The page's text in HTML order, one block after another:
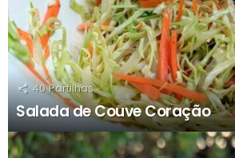
40 Partilhas
Salada de Couve Coração